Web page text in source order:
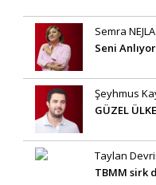
Semra
Seni
Şeyhmus
GÜZEL
Taylan
TBMM sirk